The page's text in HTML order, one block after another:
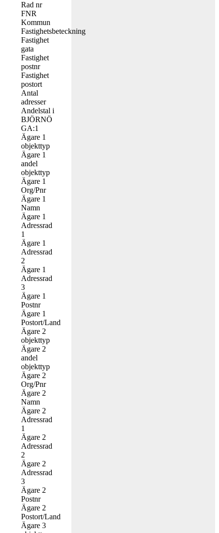
Rad nr
FNR
Kommun
Fastighetsbeteckning
Fastighet
gata
Fastighet
postnr
Fastighet
postort
Antal
adresser
Andelstal i
BJÖRNÖ
GA:1
Ägare 1
objekttyp
Ägare 1
andel
objekttyp
Ägare 1
Org/Pnr
Ägare 1
Namn
Ägare 1
Adressrad
1
Ägare 1
Adressrad
2
Ägare 1
Adressrad
3
Ägare 1
Postnr
Ägare 1
Postort/Land
Ägare 2
objekttyp
Ägare 2
andel
objekttyp
Ägare 2
Org/Pnr
Ägare 2
Namn
Ägare 2
Adressrad
1
Ägare 2
Adressrad
2
Ägare 2
Adressrad
3
Ägare 2
Postnr
Ägare 2
Postort/Land
Ägare 3